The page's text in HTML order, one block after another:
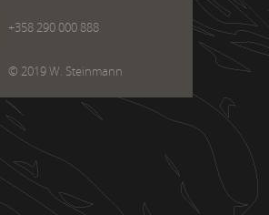
+358 290 000 888
© 2019 W. Steinmann